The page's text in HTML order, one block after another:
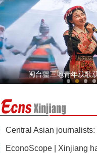
2026新疆国际旅行商
闽台疆三地青年载歌
Central Asian
EconoScope | Xinjiang